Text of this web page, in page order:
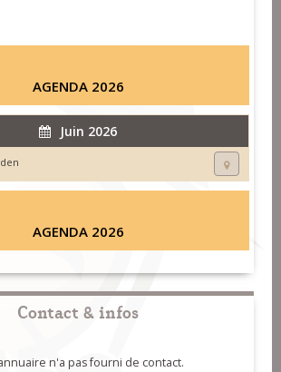
AGENDA 2026
Juin 2026
AGENDA 2026
Contact & infos
n'a pas fourni de contact.